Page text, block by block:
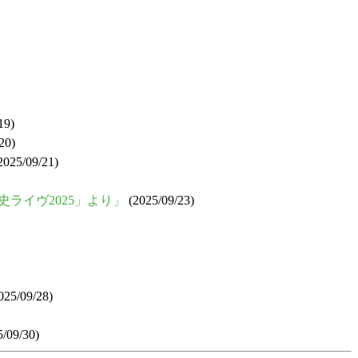
09/21)
イヴ2025」より」
(2025/09/23)
09/28)
09/30)